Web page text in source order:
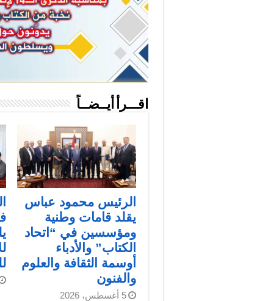
اقـــرأ أيــضــاً
الرئيس محمود عباس
يقلد قامات وطنية
ومؤسسين في “اتحاد
الكتاب” والأدباء
أوسمة الثقافة والعلوم
والفنون
5 أغسطس، 2026